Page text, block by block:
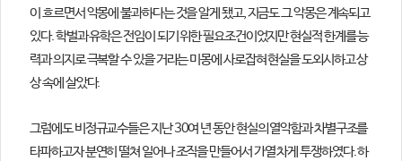
이 흐르면서 악몽에 불과하다는 것을 알게 됐고, 지금도 그 악몽은 계속되고
있다. 학벌과 유학은 전임이 되기 위한 필요조건이었지만 현실적 한계를 능
력과 의지로 극복할 수 있을 거라는 미몽에 사로잡혀 현실을 도외시하고 상
상 속에 살았다.
그럼에도 비정규교수들은 지난 30여 년 동안 현실의 열악함과 차별구조를
타파하고자 분연히 떨쳐 일어나 조직을 만들어서 가열 차게 투쟁하였다. 하